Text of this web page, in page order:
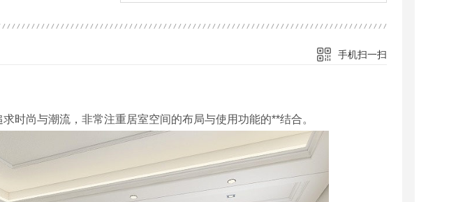
手机扫一扫
时尚与潮流，非常注重居室空间的布局与使用功能的**结合。